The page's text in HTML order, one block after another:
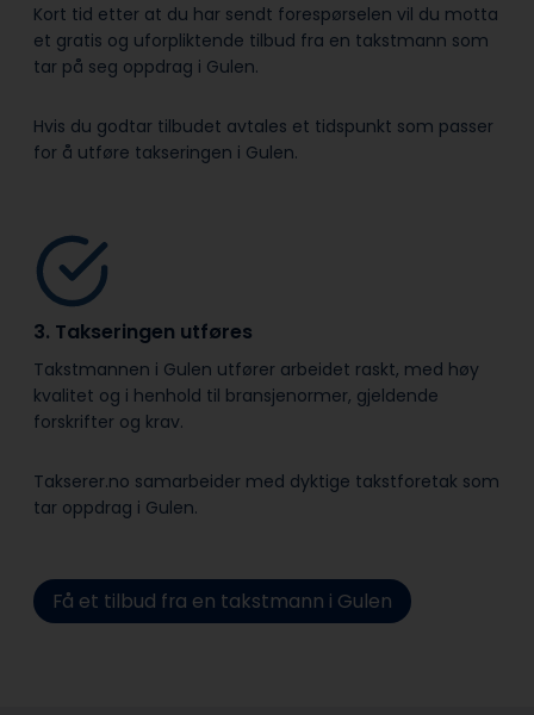
Kort tid etter at du har sendt forespørselen vil du motta
et gratis og uforpliktende tilbud fra en takstmann som
tar på seg oppdrag i Gulen.
Hvis du godtar tilbudet avtales et tidspunkt som passer
for å utføre takseringen i Gulen.
3. Takseringen utføres
Takstmannen i Gulen utfører arbeidet raskt, med høy
kvalitet og i henhold til bransje­normer, gjeldende
forskrifter og krav.
Takserer.no samarbeider med dyktige takstforetak som
tar oppdrag i Gulen.
Få et tilbud fra en takstmann i Gulen